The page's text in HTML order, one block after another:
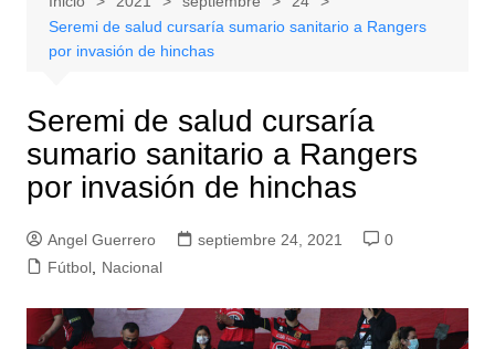
Seremi de salud cursaría sumario sanitario a Rangers
por invasión de hinchas
Seremi de salud cursaría
sumario sanitario a Rangers
por invasión de hinchas
Angel Guerrero septiembre 24, 2021
0
Fútbol, Nacional